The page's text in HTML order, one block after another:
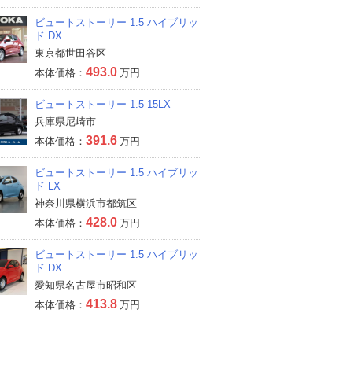
ビュートストーリー 1.5 ハイブリッ
ド DX
東京都世田谷区
本体価格： 493.0 万円
ビュートストーリー 1.5 15LX
兵庫県尼崎市
本体価格： 391.6 万円
ビュートストーリー 1.5 ハイブリッ
ド LX
神奈川県横浜市都筑区
本体価格： 428.0 万円
ビュートストーリー 1.5 ハイブリッ
ド DX
愛知県名古屋市昭和区
本体価格： 413.8 万円